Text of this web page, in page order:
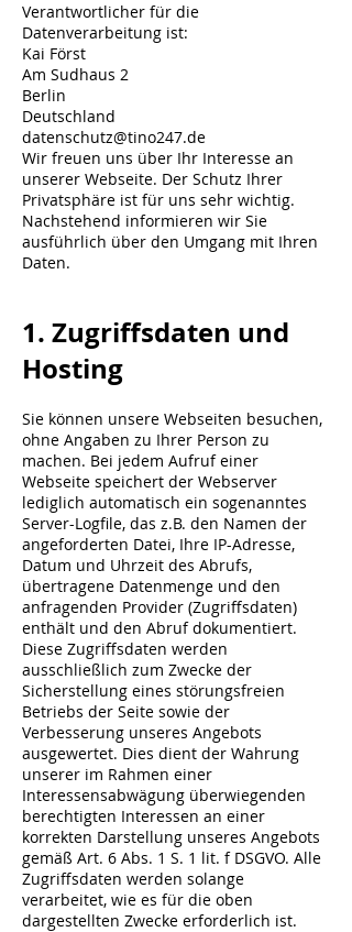
Verantwortlicher für die
Datenverarbeitung ist:
Kai Först
Am Sudhaus 2
Berlin
Deutschland
datenschutz@tino247.de
Wir freuen uns über Ihr Interesse an
unserer Webseite. Der Schutz Ihrer
Privatsphäre ist für uns sehr wichtig.
Nachstehend informieren wir Sie
ausführlich über den Umgang mit Ihren
Daten.
1. Zugriffsdaten und
Hosting
Sie können unsere Webseiten besuchen,
ohne Angaben zu Ihrer Person zu
machen. Bei jedem Aufruf einer
Webseite speichert der Webserver
lediglich automatisch ein sogenanntes
Server-Logfile, das z.B. den Namen der
angeforderten Datei, Ihre IP-Adresse,
Datum und Uhrzeit des Abrufs,
übertragene Datenmenge und den
anfragenden Provider (Zugriffsdaten)
enthält und den Abruf dokumentiert.
Diese Zugriffsdaten werden
ausschließlich zum Zwecke der
Sicherstellung eines störungsfreien
Betriebs der Seite sowie der
Verbesserung unseres Angebots
ausgewertet. Dies dient der Wahrung
unserer im Rahmen einer
Interessensabwägung überwiegenden
berechtigten Interessen an einer
korrekten Darstellung unseres Angebots
gemäß Art. 6 Abs. 1 S. 1 lit. f DSGVO. Alle
Zugriffsdaten werden solange
verarbeitet, wie es für die oben
dargestellten Zwecke erforderlich ist.